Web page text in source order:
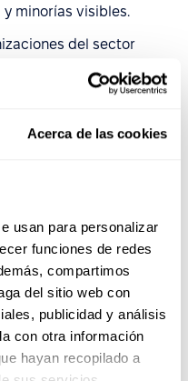
Acerca de las cookies
usan para personalizar
funciones de redes
compartimos
del sitio web con
publicidad y análisis
con otra información
hayan recopilado a
minorías visibles.
del sector
datos sobre la
en la práctica suele
requisitos varían según
de
salariales de género
se están
impulsadas en parte
Salarial de la UE
de Género en el Lugar